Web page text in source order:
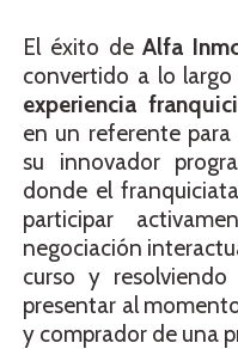
El éxito deAlfa
convertido a lo
experiencia
en un referente
su innovador
donde el
participar
negociación
curso y
presentar al
y comprador de una